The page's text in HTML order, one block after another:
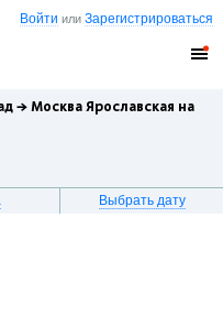
Войти илиЗарегистрироваться
→ Москва Ярославская на
Выбрать дату